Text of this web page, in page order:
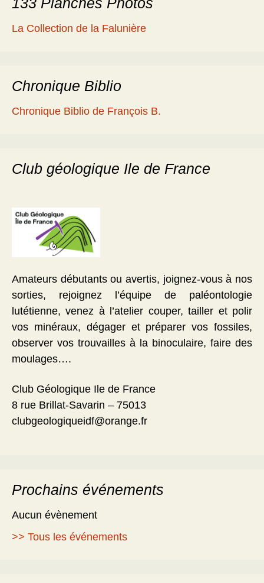
La Collection de la Falunière
Chronique Biblio
Chronique Biblio de François B.
Club géologique Ile de France
Amateurs débutants ou avertis, joignez-vous à nos
sorties, rejoignez l’équipe de paléontologie
lutétienne, venez à l’atelier couper, tailler et polir
vos minéraux, dégager et préparer vos fossiles,
observer vos trouvailles à la binoculaire, faire des
moulages….
Club Géologique Ile de France
8 rue Brillat-Savarin – 75013
clubgeologiqueidf@orange.fr
Prochains événements
Aucun évènement
>> Tous les événements